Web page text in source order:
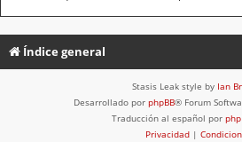
Índice general
Stasis Leak style by Ian
Desarrollado por phpBB® Forum
Traducción al español por
Privacidad |